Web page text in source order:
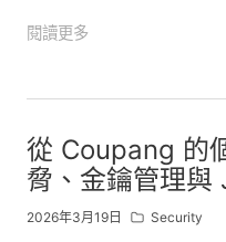
閱讀更多
從 Coupang 的
脅、金鑰管理與
2026年3月19日 Security